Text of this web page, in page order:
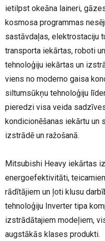
ietilpst okeāna laineri,
kosmosa programmas
sastāvdaļas, elektrostaciju
transporta iekārtas, roboti
tehnoloģiju iekārtas un
viens no moderno gaisa
siltumsūkņu tehnoloģiju
pieredzi visa veida
kondicionēšanas iekārtu un
izstrādē un ražošanā.
Mitsubishi Heavy iekārtas
energoefektivitāti,
rādītājiem un ļoti klusu
tehnoloģiju Inverter tipa
izstrādātajiem modeļiem,
augstākās klases produkti.